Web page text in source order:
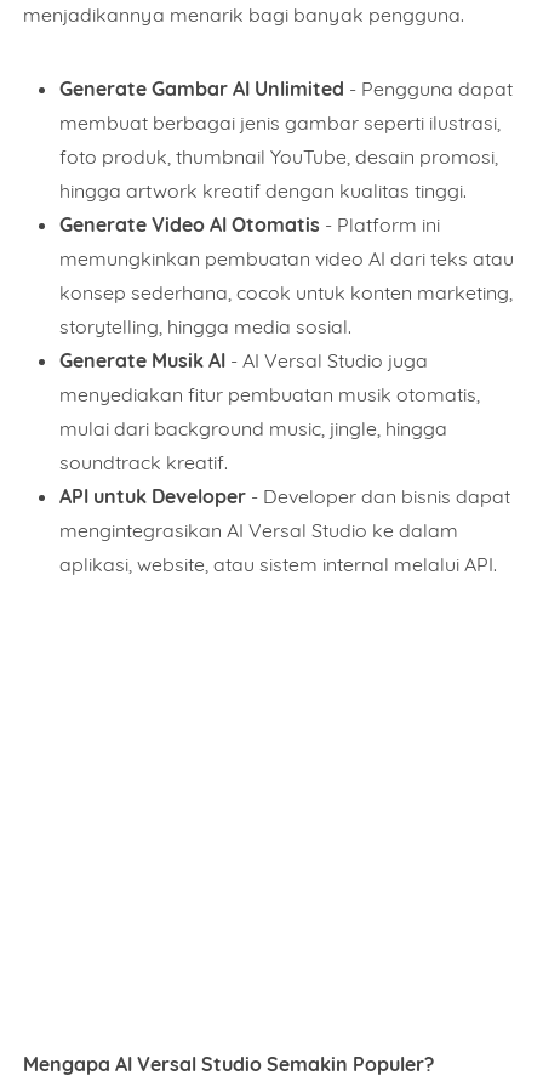
menjadikannya menarik bagi banyak pengguna.
Generate Gambar AI Unlimited - Pengguna dapat
membuat berbagai jenis gambar seperti ilustrasi,
foto produk, thumbnail YouTube, desain promosi,
hingga artwork kreatif dengan kualitas tinggi.
Generate Video AI Otomatis - Platform ini
memungkinkan pembuatan video AI dari teks atau
konsep sederhana, cocok untuk konten marketing,
storytelling, hingga media sosial.
Generate Musik AI - AI Versal Studio juga
menyediakan fitur pembuatan musik otomatis,
mulai dari background music, jingle, hingga
soundtrack kreatif.
API untuk Developer - Developer dan bisnis dapat
mengintegrasikan AI Versal Studio ke dalam
aplikasi, website, atau sistem internal melalui API.
Mengapa AI Versal Studio Semakin Populer?